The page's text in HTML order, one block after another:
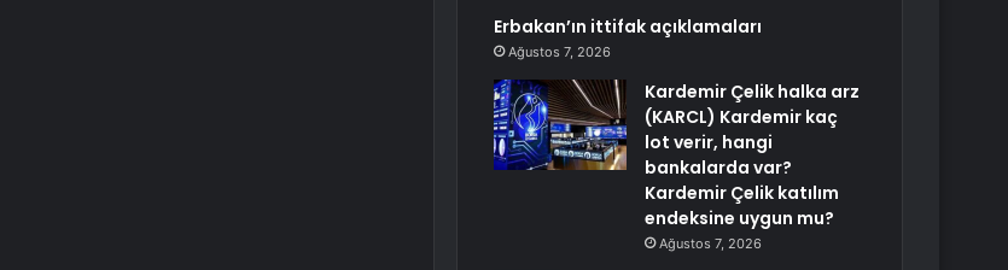
Erbakan’ın ittifak açıklamaları
Ağustos 7, 2026
Kardemir Çelik halka arz
(KARCL) Kardemir kaç
lot verir, hangi
bankalarda var?
Kardemir Çelik katılım
endeksine uygun mu?
Ağustos 7, 2026